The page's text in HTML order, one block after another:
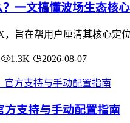
一文搞懂波场生态核
，旨在帮用户厘清其核心
1.3K 2026-08-07
支持与手动配置指南